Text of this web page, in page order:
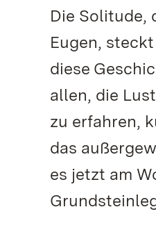
Die Solitude,
Eugen,
diese
allen, die
zu erfahren,
das
es jetzt am